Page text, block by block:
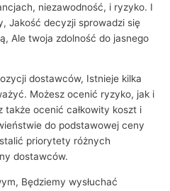
niezawodność, i ryzyko. I
Jakość decyzji sprowadzi się
Ale twoja zdolność do jasnego
dostawców, Istnieje kilka
Możesz ocenić ryzyko, jak i
także ocenić całkowity koszt i
do podstawowej ceny
priorytety różnych
dostawców.
Będziemy wysłuchać